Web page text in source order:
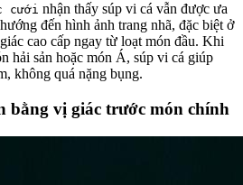
cưới nhận thấy súp vi cá vẫn được ưa
đến hình ảnh trang nhã, đặc biệt ở
cao cấp ngay từ loạt món đầu. Khi
hải sản hoặc món Á, súp vi cá giúp
không quá nặng bụng.
bằng vị giác trước món chính